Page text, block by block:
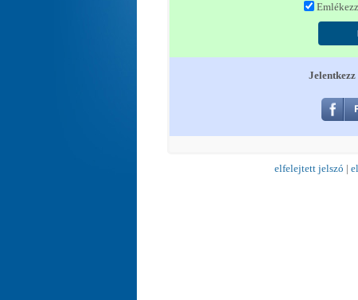
elfelejtett jelszó |